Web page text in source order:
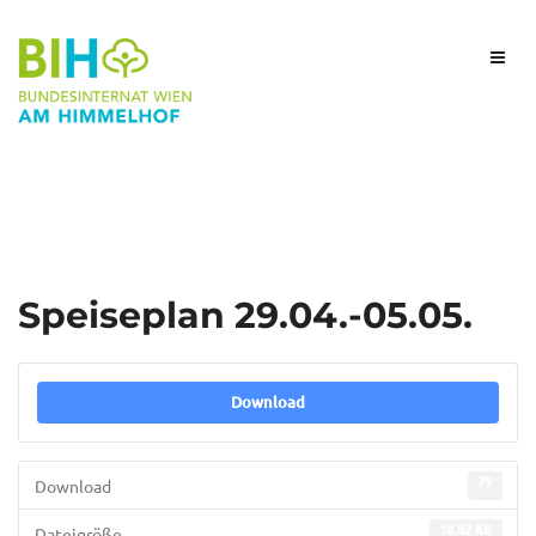
Speiseplan 29.04.-05.05.
Download
Download